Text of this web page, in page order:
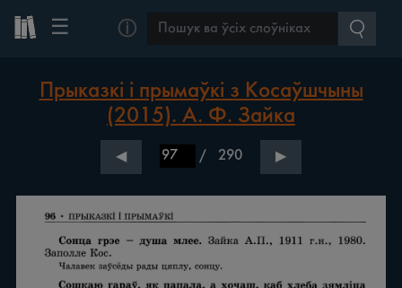
☰ ⓘ
Прыказкі і прымаўкі з Косаўшчыны
(2015). А. Ф. Зайка
◀ / 290 ▶